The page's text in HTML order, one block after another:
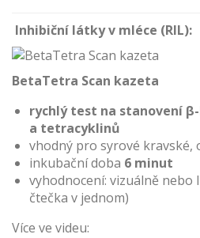
Inhibiční látky v mléce (RIL):
BetaTetra Scan kazeta
rychlý test na stanovení
a tetracyklinů
vhodný pro syrové kravské,
inkubační doba 6 minut
vyhodnocení: vizuálně nebo
čtečka v jednom)
Více ve videu: